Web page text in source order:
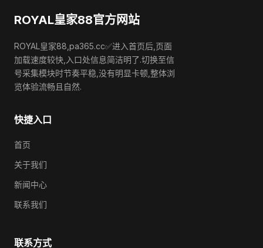
ROYAL皇家88官方网站
ROYAL皇家88,pa365.cc✅进入首页后,页面
加载速度较快,入口处信息简洁明了.切换至信
号采集模块时节奏平稳,没有明显卡顿,整体浏
览体验流畅且自然.
快捷入口
首页
关于我们
新闻中心
联系我们
联系方式